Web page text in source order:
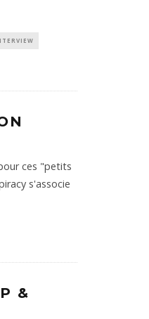
ces "petits
s'associe
&